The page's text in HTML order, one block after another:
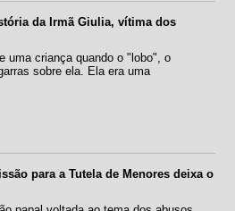
da Irmã Giulia, vítima dos
uma criança quando o "lobo", o
sobre ela. Ela era uma
para a Tutela de Menores deixa o